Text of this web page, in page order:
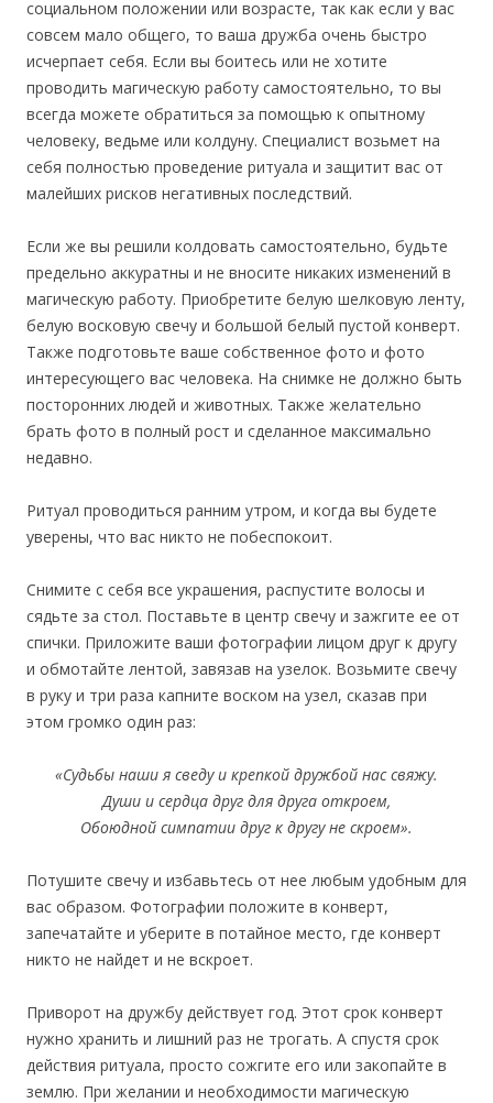
социальном положении или возрасте, так как если у вас
совсем мало общего, то ваша дружба очень быстро
исчерпает себя. Если вы боитесь или не хотите
проводить магическую работу самостоятельно, то вы
всегда можете обратиться за помощью к опытному
человеку, ведьме или колдуну. Специалист возьмет на
себя полностью проведение ритуала и защитит вас от
малейших рисков негативных последствий.
Если же вы решили колдовать самостоятельно, будьте
предельно аккуратны и не вносите никаких изменений в
магическую работу. Приобретите белую шелковую ленту,
белую восковую свечу и большой белый пустой конверт.
Также подготовьте ваше собственное фото и фото
интересующего вас человека. На снимке не должно быть
посторонних людей и животных. Также желательно
брать фото в полный рост и сделанное максимально
недавно.
Ритуал проводиться ранним утром, и когда вы будете
уверены, что вас никто не побеспокоит.
Снимите с себя все украшения, распустите волосы и
сядьте за стол. Поставьте в центр свечу и зажгите ее от
спички. Приложите ваши фотографии лицом друг к другу
и обмотайте лентой, завязав на узелок. Возьмите свечу
в руку и три раза капните воском на узел, сказав при
этом громко один раз:
«Судьбы наши я сведу и крепкой дружбой нас свяжу.
Души и сердца друг для друга откроем,
Обоюдной симпатии друг к другу не скроем».
Потушите свечу и избавьтесь от нее любым удобным для
вас образом. Фотографии положите в конверт,
запечатайте и уберите в потайное место, где конверт
никто не найдет и не вскроет.
Приворот на дружбу действует год. Этот срок конверт
нужно хранить и лишний раз не трогать. А спустя срок
действия ритуала, просто сожгите его или закопайте в
землю. При желании и необходимости магическую